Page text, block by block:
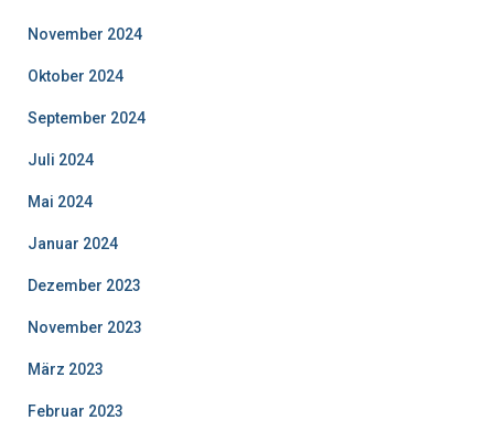
November 2024
Oktober 2024
September 2024
Juli 2024
Mai 2024
Januar 2024
Dezember 2023
November 2023
März 2023
Februar 2023